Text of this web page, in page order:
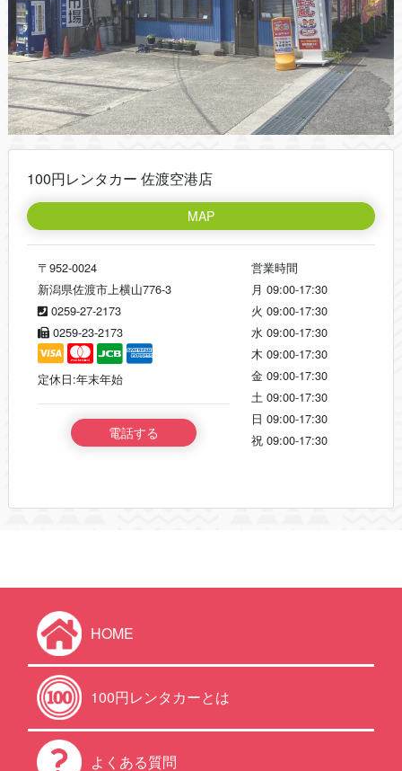
100円レンタカー 佐渡空港店
MAP
〒952-0024
新潟県佐渡市上横山776-3
0259-27-2173
0259-23-2173
定休日:年末年始
電話する
営業時間
月 09:00-17:30
火 09:00-17:30
水 09:00-17:30
木 09:00-17:30
金 09:00-17:30
土 09:00-17:30
日 09:00-17:30
祝 09:00-17:30
HOME
100円レンタカーとは
よくある質問